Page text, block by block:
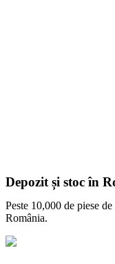
Depozit și stoc în
Peste 10,000 de piese
România.